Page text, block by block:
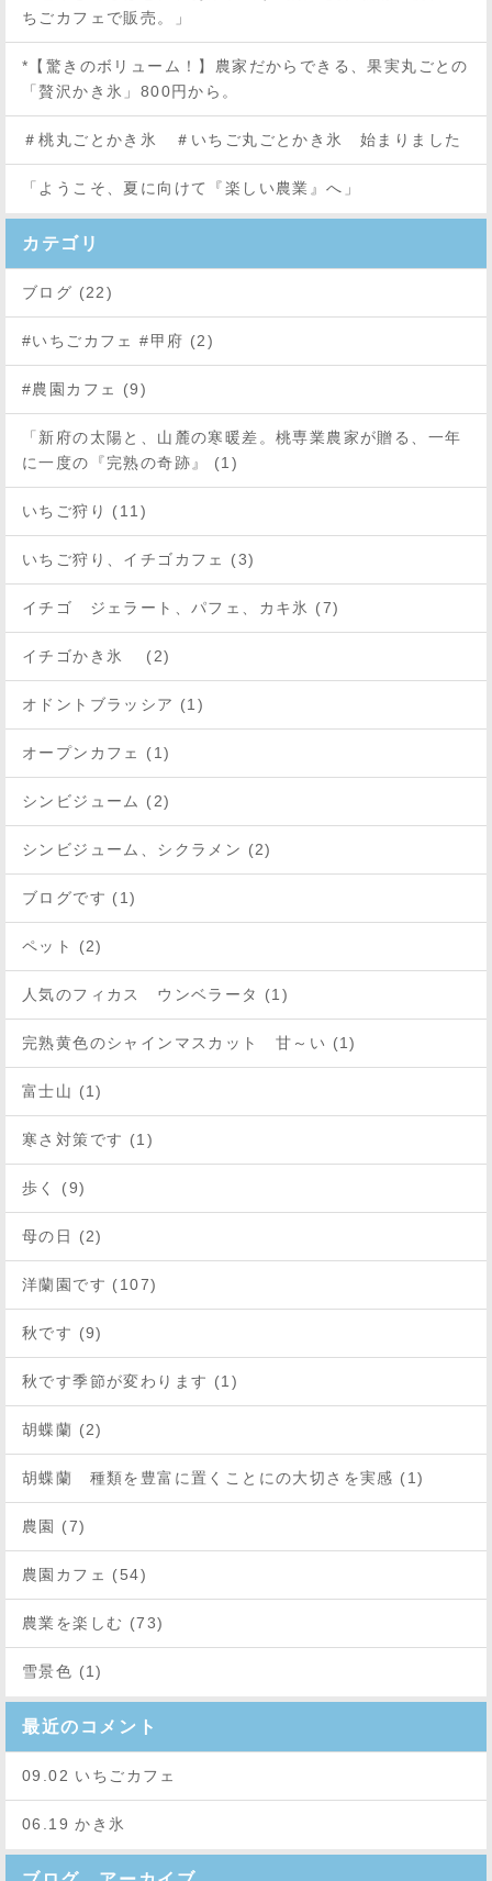
ちごカフェで販売。」
*【驚きのボリューム！】農家だからできる、果実丸ごとの
「贅沢かき氷」800円から。
＃桃丸ごとかき氷 ＃いちご丸ごとかき氷 始まりました
「ようこそ、夏に向けて『楽しい農業』へ」
カテゴリ
ブログ (22)
#いちごカフェ #甲府 (2)
#農園カフェ (9)
「新府の太陽と、山麓の寒暖差。桃専業農家が贈る、一年
に一度の『完熟の奇跡』 (1)
いちご狩り (11)
いちご狩り、イチゴカフェ (3)
イチゴ ジェラート、パフェ、カキ氷 (7)
イチゴかき氷 (2)
オドントブラッシア (1)
オープンカフェ (1)
シンビジューム (2)
シンビジューム、シクラメン (2)
ブログです (1)
ペット (2)
人気のフィカス ウンベラータ (1)
完熟黄色のシャインマスカット 甘～い (1)
富士山 (1)
寒さ対策です (1)
歩く (9)
母の日 (2)
洋蘭園です (107)
秋です (9)
秋です季節が変わります (1)
胡蝶蘭 (2)
胡蝶蘭 種類を豊富に置くことにの大切さを実感 (1)
農園 (7)
農園カフェ (54)
農業を楽しむ (73)
雪景色 (1)
最近のコメント
09.02 いちごカフェ
06.19 かき氷